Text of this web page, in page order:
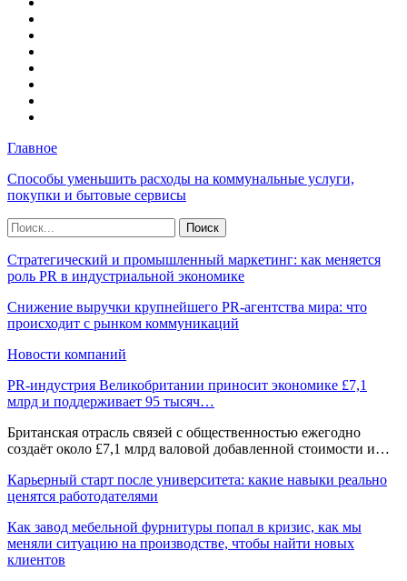
Главное
Способы уменьшить расходы на коммунальные услуги,
покупки и бытовые сервисы
Стратегический и промышленный маркетинг: как меняется
роль PR в индустриальной экономике
Снижение выручки крупнейшего PR-агентства мира: что
происходит с рынком коммуникаций
Новости компаний
PR-индустрия Великобритании приносит экономике £7,1
млрд и поддерживает 95 тысяч…
Британская отрасль связей с общественностью ежегодно
создаёт около £7,1 млрд валовой добавленной стоимости и…
Карьерный старт после университета: какие навыки реально
ценятся работодателями
Как завод мебельной фурнитуры попал в кризис, как мы
меняли ситуацию на производстве, чтобы найти новых
клиентов